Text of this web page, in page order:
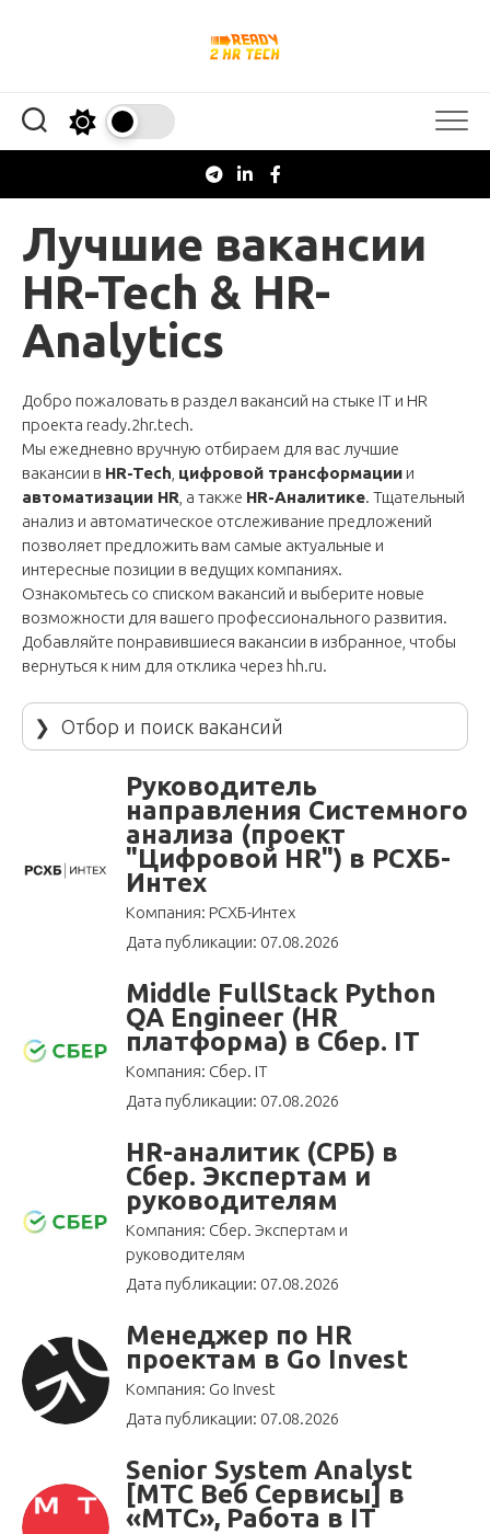
Лучшие вакансии
HR-Tech & HR-
Analytics
Добро пожаловать в раздел вакансий на стыке IT и HR
проекта ready.2hr.tech.
Мы ежедневно вручную отбираем для вас лучшие
вакансии в HR-Tech цифровой трансформации и
автоматизации HR , а также HR-Аналитике. Тщательный
анализ и автоматическое отслеживание предложений
позволяет предложить вам самые актуальные и
интересные позиции в ведущих компаниях.
Ознакомьтесь со списком вакансий и выберите новые
возможности для вашего профессионального развития.
Добавляйте понравившиеся вакансии в избранное, чтобы
вернуться к ним для отклика через hh.ru.
❯ Отбор и поиск вакансий
Руководитель
направления Системного
анализа (проект
"Цифровой HR") в РСХБ-
Интех
Компания: РСХБ-Интех
Дата публикации: 07.08.2026
Middle FullStack Python
QA Engineer (HR
платформа) в Сбер. IT
Компания: Сбер. IT
Дата публикации: 07.08.2026
HR-аналитик (СРБ) в
Сбер. Экспертам и
руководителям
Компания: Сбер. Экспертам и
руководителям
Дата публикации: 07.08.2026
Менеджер по HR
проектам в Go Invest
Компания: Go Invest
Дата публикации: 07.08.2026
Senior System Analyst
[МТС Веб Сервисы] в
«МТС», Работа в IT